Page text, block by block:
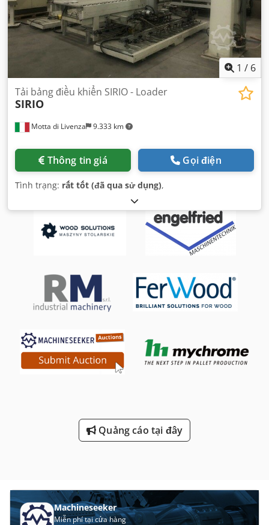
1 / 6
Motta di Livenza 9.333 km
Tải bảng điều khiển SIRIO - Loader
SIRIO
Thông tin giá Gọi điện
Tình trạng: rất tốt (đã qua sử dụng),
Quảng cáo tại đây
Machineseeker
Miễn phí tại cửa hàng